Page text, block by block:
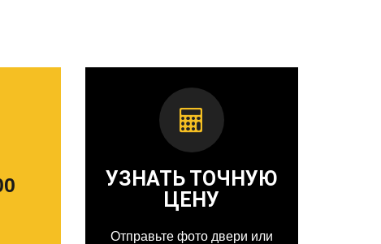
УЗНАТЬ ТОЧНУЮ
ЦЕНУ
Отправьте фото двери или